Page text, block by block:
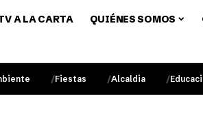
A LA CARTA QUIÉNES SOMOS
Fiestas Alcaldia